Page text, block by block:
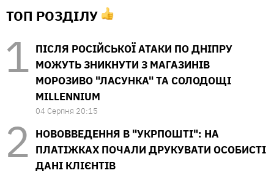
ТОП РОЗДІЛУ
ПІСЛЯ РОСІЙСЬКОЇ АТАКИ ПО ДНІПРУ
МОЖУТЬ ЗНИКНУТИ З МАГАЗИНІВ
МОРОЗИВО "ЛАСУНКА" ТА СОЛОДОЩІ
MILLENNIUM
04 Серпня 20:15
НОВОВВЕДЕННЯ В "УКРПОШТІ": НА
ПЛАТІЖКАХ ПОЧАЛИ ДРУКУВАТИ ОСОБИСТІ
ДАНІ КЛІЄНТІВ